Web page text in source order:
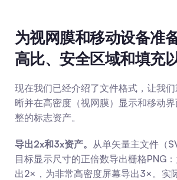
为视网膜和移动设备准
高比、安全区域和填充
现在我们已经介绍了文件格式，让我
晰并在高密度（视网膜）显示和移动
整的标志资产。
导出2x和3x资产。 从单矢量主文件（
目标显示尺寸的正倍数导出栅格PNG
出2×，为非常高密度屏幕导出3×。实